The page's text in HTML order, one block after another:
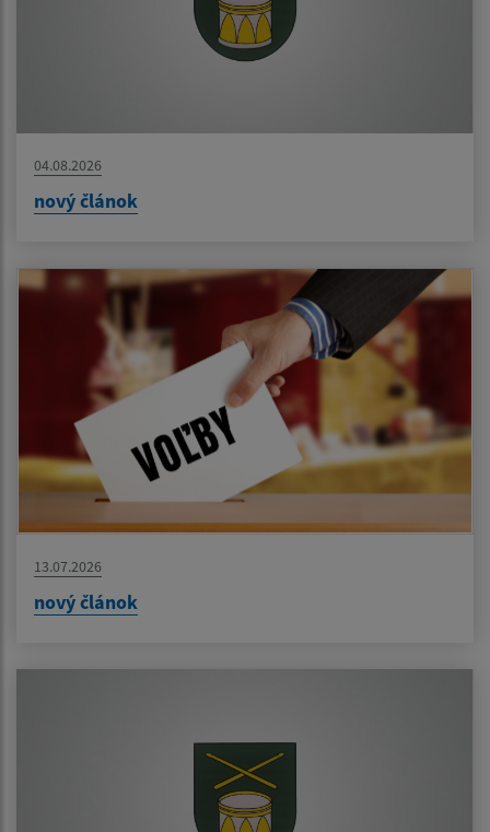
04.08.2026
nový článok
13.07.2026
nový článok